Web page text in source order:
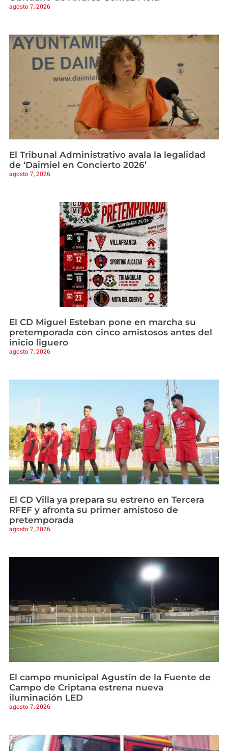
agosto 7, 2026
El Tribunal Administrativo avala la legalidad
de ‘Daimiel en Concierto 2026’
agosto 7, 2026
El CD Miguel Esteban pone en marcha su
pretemporada con cinco amistosos antes del
inicio liguero
agosto 7, 2026
El CD Villa ya prepara su estreno en Tercera
RFEF y afronta su primer amistoso de
pretemporada
agosto 7, 2026
El campo municipal Agustín de la Fuente de
Campo de Criptana estrena nueva
iluminación LED
agosto 7, 2026